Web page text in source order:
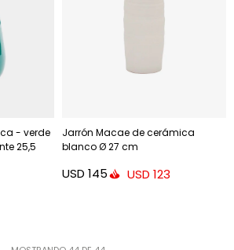
- verde
25,5
Jarrón Macae de cerámica
blanco Ø 27 cm
USD 145 USD 123